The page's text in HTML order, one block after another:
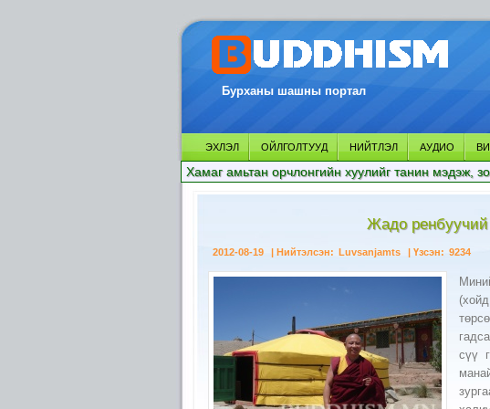
Бурханы шашны портал
ЭХЛЭЛ ОЙЛГОЛТУУД НИЙТЛЭЛ АУДИО
Хамаг амьтан орчлонгийн хуулийг танин мэдэж,
Жадо
2012-08-19 | Нийтэлсэн: Luvsanjamts | Үзсэн: 9234
Миний бие 1954 онд модон морин жил Жан Намцога (хойд тэнгэр нуур) орчимд Дагву Түнши гэдэг газар төрсөн. Намайг төрөх үед манай гэрийн гадаах модон гадсан дээрээс цэцэг ургасан аж. Мөн нэгэн тогоотой сүү гэнэт хөөрөн савнаасаа хальсан гэдэг. Тэр үед манай нутгийн чойжон хэлэхдээ “Жадо хувилгааны зургаадугаар дүр өвс ногоо нь хадуур адил дугуйран халиурсан гурван боть ном давхарласан мэт нуурын эрэгт төржээ” гэж төлөг буулгасан ажээ. Арван гуравдугаар Далай ламын цаншав Лхавзүн ренбүүчи зургаадугаар дүрийн Жадо хувилгааныг тодруулахаар манай нутагт ирсэн гэдэг.Тэрбээр Лхасад эргэн очиж мэргэ төлөг болон эдгээр шинж тэмдэгийг айлтгаснаар арван дөрөвдүгээр Далай лам намайг Жадо хувилгааны зургаадугаар дүр эндүүрэггүй мөн хэмээн батламжилсан юм. Миний урд дүрийн Жадо хувилгаан Жамъянсанжай бээр арван долоо, арван наймаас илүү наслаагүй гэдэг. Тэрбээр